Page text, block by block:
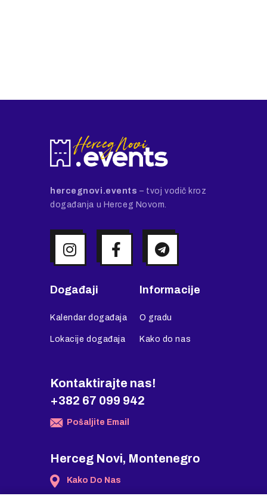
hercegnovi.events – tvoj vodič kroz
događanja u Herceg Novom.
Događaji
Kalendar događaja
Lokacije događaja
Informacije
O gradu
Kako do nas
Kontaktirajte nas!
+382 67 099 942
Pošaljite Email
Herceg Novi, Montenegro
Kako Do Nas